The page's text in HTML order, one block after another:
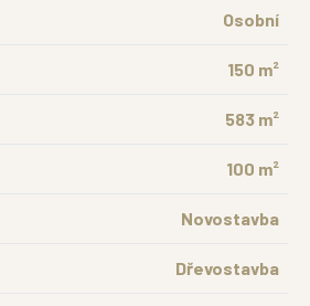
Osobní
150 m²
583 m²
100 m²
Novostavba
Dřevostavba